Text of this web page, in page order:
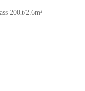
200lt/2.6m²